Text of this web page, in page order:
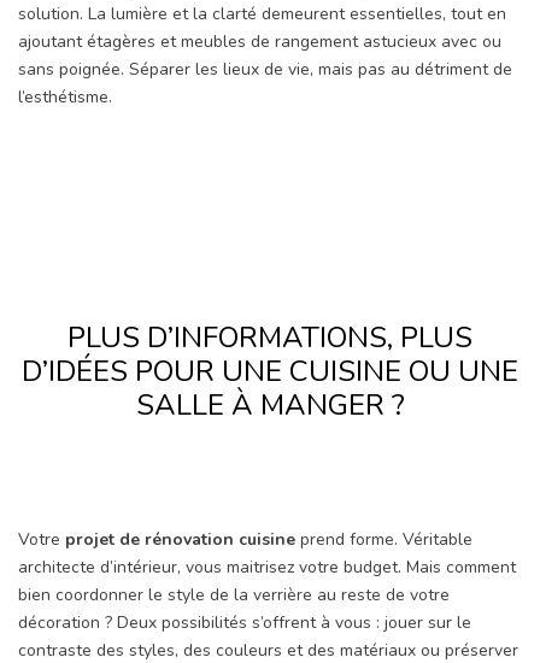
solution. La lumière et la clarté demeurent essentielles, tout en
ajoutant étagères et meubles de rangement astucieux avec ou
sans poignée. Séparer les lieux de vie, mais pas au détriment de
l’esthétisme.
PLUS D’INFORMATIONS, PLUS
D’IDÉES POUR UNE CUISINE OU UNE
SALLE À MANGER ?
Votre projet de rénovation cuisine prend forme. Véritable
architecte d’intérieur, vous maitrisez votre budget. Mais comment
bien coordonner le style de la verrière au reste de votre
décoration ? Deux possibilités s’offrent à vous : jouer sur le
contraste des styles, des couleurs et des matériaux ou préserver